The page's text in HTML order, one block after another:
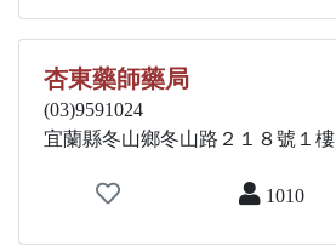
杏東藥師藥局
(03)9591024
宜蘭縣冬山鄉冬山路２１８號１樓
1010